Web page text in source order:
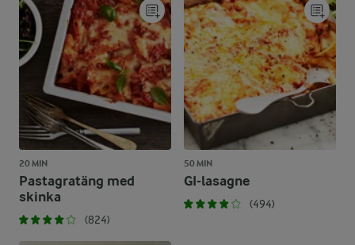
20 MIN
Pastagratäng med
skinka
(824)
50 MIN
GI-lasagne
(494)